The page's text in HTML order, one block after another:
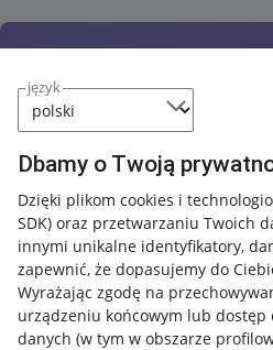
język
Dbamy o Twoją
Dzięki plikom cookies i
SDK) oraz przetwarzaniu Twoich
innymi unikalne identyfikatory,
zapewnić, że dopasujemy do
Wyrażając zgodę na
urządzeniu końcowym lub
danych (w tym w obszarze